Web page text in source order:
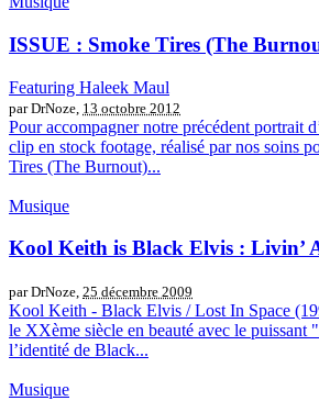
ISSUE : Smoke Tires (The
Featuring Haleek Maul
par DrNoze, 13 octobre 2012
Pour accompagner notre précédent portrait
clip en stock footage, réalisé par nos soins
Tires (The Burnout)...
Musique
Kool Keith is Black Elvis : Livin’
par DrNoze, 25 décembre 2009
Kool Keith - Black Elvis / Lost In Space
le XXème siècle en beauté avec le puissant
l’identité de Black...
Musique